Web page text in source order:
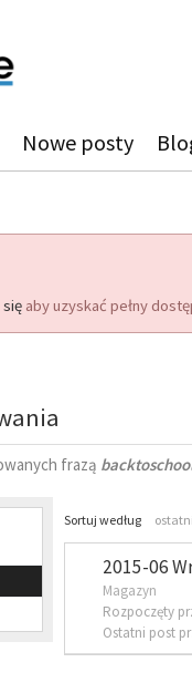
Nowe posty
aby uzyskać pełny
frazą
Sortuj według
2015-06
Magazyn
Rozpoczęty
Ostatni post